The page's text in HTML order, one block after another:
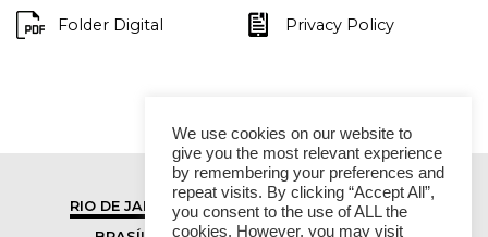
Folder Digital Privacy Policy
RIO DE JANEIRO
SÃO PAULO
We use cookies on our website to
give you the most relevant experience
by remembering your preferences and
repeat visits. By clicking “Accept All”,
you consent to the use of ALL the
cookies. However, you may visit